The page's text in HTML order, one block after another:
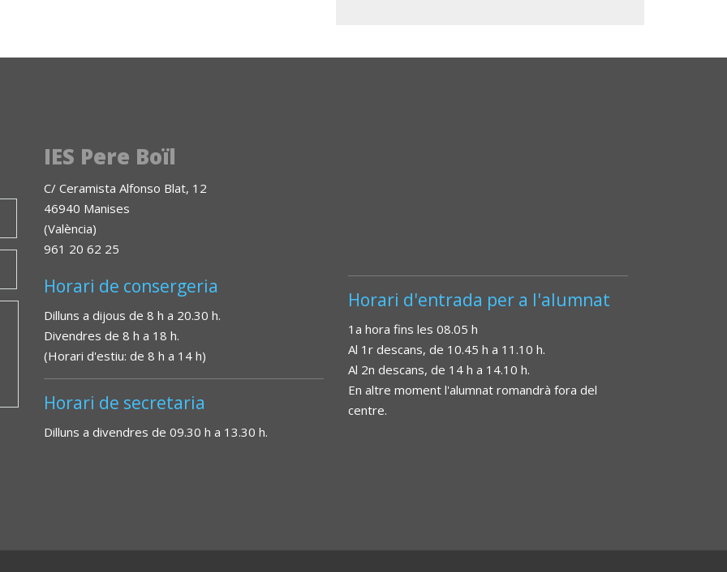
IES Pere Boïl
C/ Ceramista Alfonso Blat, 12
46940 Manises
(València)
961 20 62 25
Horari de consergeria
Dilluns a dijous de 8 h a 20.30 h.
Divendres de 8 h a 18 h.
(Horari d'estiu: de 8 h a 14 h)
Horari de secretaria
Dilluns a divendres de 09.30 h a 13.30 h.
Horari d'entrada per a l'alumnat
1a hora fins les 08.05 h
Al 1r descans, de 10.45 h a 11.10 h.
Al 2n descans, de 14 h a 14.10 h.
En altre moment l'alumnat romandrà fora del
centre.